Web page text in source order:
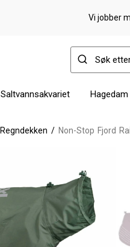
Vi jobber
Saltvannsakvariet Hagedam
Regndekken / Non-Stop Fjord